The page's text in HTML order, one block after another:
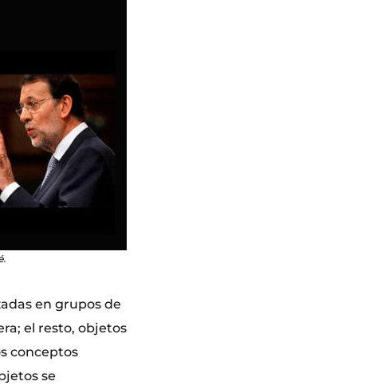
en grupos de
el resto, objetos
conceptos
se